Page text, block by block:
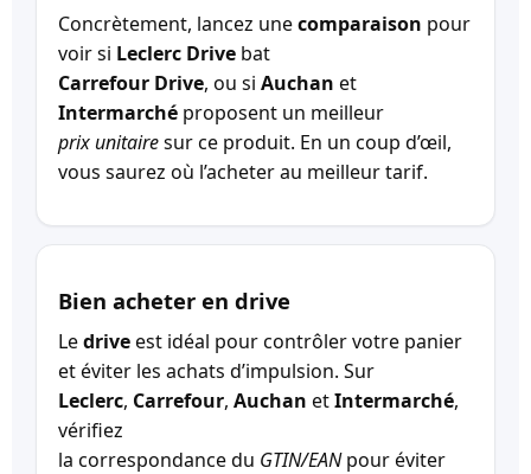
Concrètement, lancez unecomparaison pour
voir si Leclerc Drive bat
Carrefour Drive, ou si Auchan et
Intermarché proposent un meilleur
prix unitairesur ce produit. En un coup d’œil,
vous saurez où l’acheter au meilleur tarif.
Bien acheter en drive
Ledriveest idéal pour contrôler votre panier
et éviter les achats d’impulsion. Sur
Leclerc, Carrefour, Auchan etIntermarché,
vérifiez
la correspondance du GTIN/EANpour éviter